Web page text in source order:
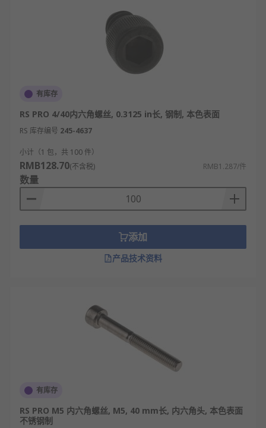
为您提供了不同品牌的内六角螺丝，如
您挑选，从而满足不同的应用场景需求。
有库存
RS PRO 4/40内六角螺丝, 0.3125 in长, 钢制, 本色表面
RS 库存编号 245-4637
小计（1 包，共 100 件）
RMB128.70(不含税) RMB1.287/件
数量
添加
产品技术资料
有库存
RS PRO M5 内六角螺丝, M5, 40 mm长, 内六角头, 本色表面
不锈钢制